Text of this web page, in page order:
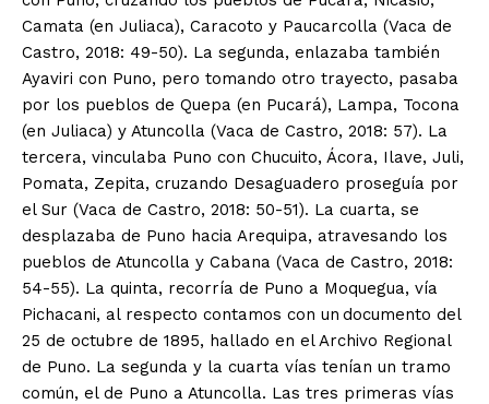
Camata (en Juliaca), Caracoto y Paucarcolla (Vaca de
Castro, 2018: 49-50). La segunda, enlazaba también
Ayaviri con Puno, pero tomando otro trayecto, pasaba
por los pueblos de Quepa (en Pucará), Lampa, Tocona
(en Juliaca) y Atuncolla (Vaca de Castro, 2018: 57). La
tercera, vinculaba Puno con Chucuito, Ácora, Ilave, Juli,
Pomata, Zepita, cruzando Desaguadero proseguía por
el Sur (Vaca de Castro, 2018: 50-51). La cuarta, se
desplazaba de Puno hacia Arequipa, atravesando los
pueblos de Atuncolla y Cabana (Vaca de Castro, 2018:
54-55). La quinta, recorría de Puno a Moquegua, vía
Pichacani, al respecto contamos con un documento del
25 de octubre de 1895, hallado en el Archivo Regional
de Puno. La segunda y la cuarta vías tenían un tramo
común, el de Puno a Atuncolla. Las tres primeras vías